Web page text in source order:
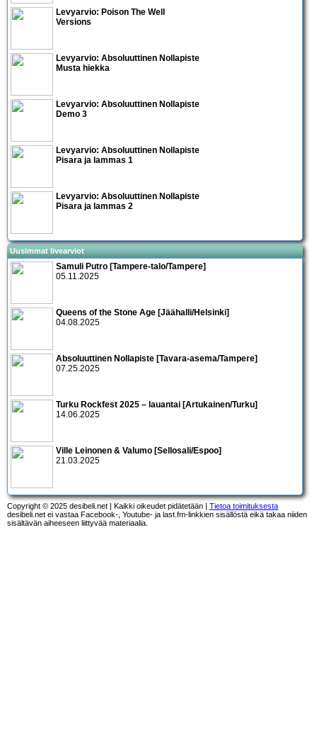
Levyarvio: Poison The Well
Versions
Levyarvio: Absoluuttinen Nollapiste
Musta hiekka
Levyarvio: Absoluuttinen Nollapiste
Demo 3
Levyarvio: Absoluuttinen Nollapiste
Pisara ja lammas 1
Levyarvio: Absoluuttinen Nollapiste
Pisara ja lammas 2
Uusimmat livearviot
Samuli Putro [Tampere-talo/Tampere]
05.11.2025
Queens of the Stone Age [Jäähalli/Helsinki]
04.08.2025
Absoluuttinen Nollapiste [Tavara-asema/Tampere]
07.25.2025
Turku Rockfest 2025 – lauantai [Artukainen/Turku]
14.06.2025
Ville Leinonen & Valumo [Sellosali/Espoo]
21.03.2025
Copyright © 2025 desibeli.net | Kaikki oikeudet pidätetään | Tietoa toimituksesta
desibeli.net ei vastaa Facebook-, Youtube- ja last.fm-linkkien sisällöstä eikä takaa niiden
sisältävän aiheeseen liittyvää materiaalia.